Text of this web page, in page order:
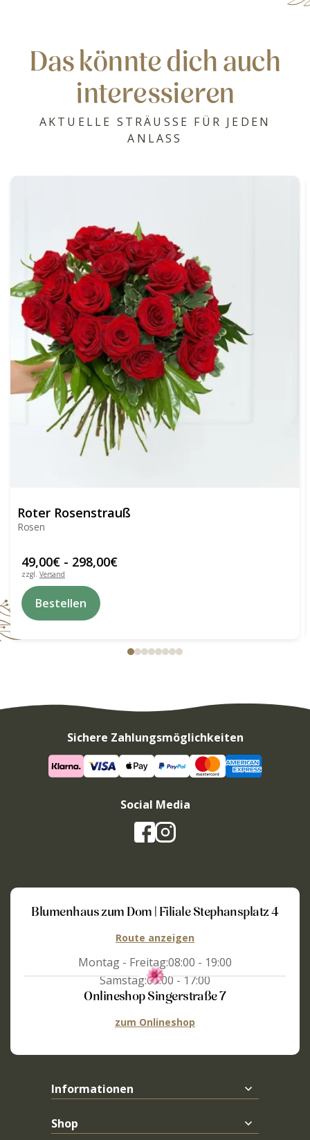
Das könnte dich auch
interessieren
AKTUELLE STRÄUSSE FÜR JEDEN
ANLASS
Roter Rosenstrauß
Rosen
49,00€ - 298,00€
zzgl. Versand
Bestellen
Produkt
gewählt
werden
Sichere Zahlungsmöglichkeiten
Social Media
Blumenhaus zum Dom | Filiale Stephansplatz 4
Route anzeigen
Montag - Freitag:08:00 - 19:00
Samstag:09:00 - 17:00
Onlineshop Singerstraße 7
zum Onlineshop
Informationen
Shop